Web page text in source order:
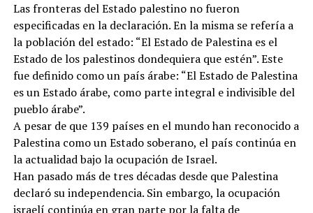
Las fronteras del Estado palestino no fueron
especificadas en la declaración. En la misma se refería a
la población del estado: “El Estado de Palestina es el
Estado de los palestinos dondequiera que estén”. Este
fue definido como un país árabe: “El Estado de Palestina
es un Estado árabe, como parte integral e indivisible del
pueblo árabe”.
A pesar de que 139 países en el mundo han reconocido a
Palestina como un Estado soberano, el país continúa en
la actualidad bajo la ocupación de Israel.
Han pasado más de tres décadas desde que Palestina
declaró su independencia. Sin embargo, la ocupación
israelí continúa en gran parte por la falta de